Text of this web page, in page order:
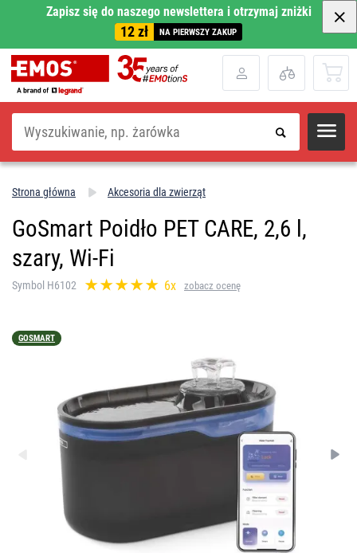
Zapisz się do naszego newslettera i otrzymaj zniżki
12 zł NA PIERWSZY ZAKUP
Szukaj
Strona główna Akcesoria dla zwierząt
GoSmart Poidło PET CARE, 2,6 l,
szary, Wi-Fi
Symbol H6102 6x zobacz ocenę
GOSMART